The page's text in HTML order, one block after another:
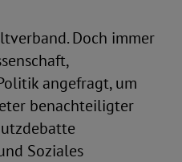
Doch immer
angefragt, um
benachteiligter
Soziales